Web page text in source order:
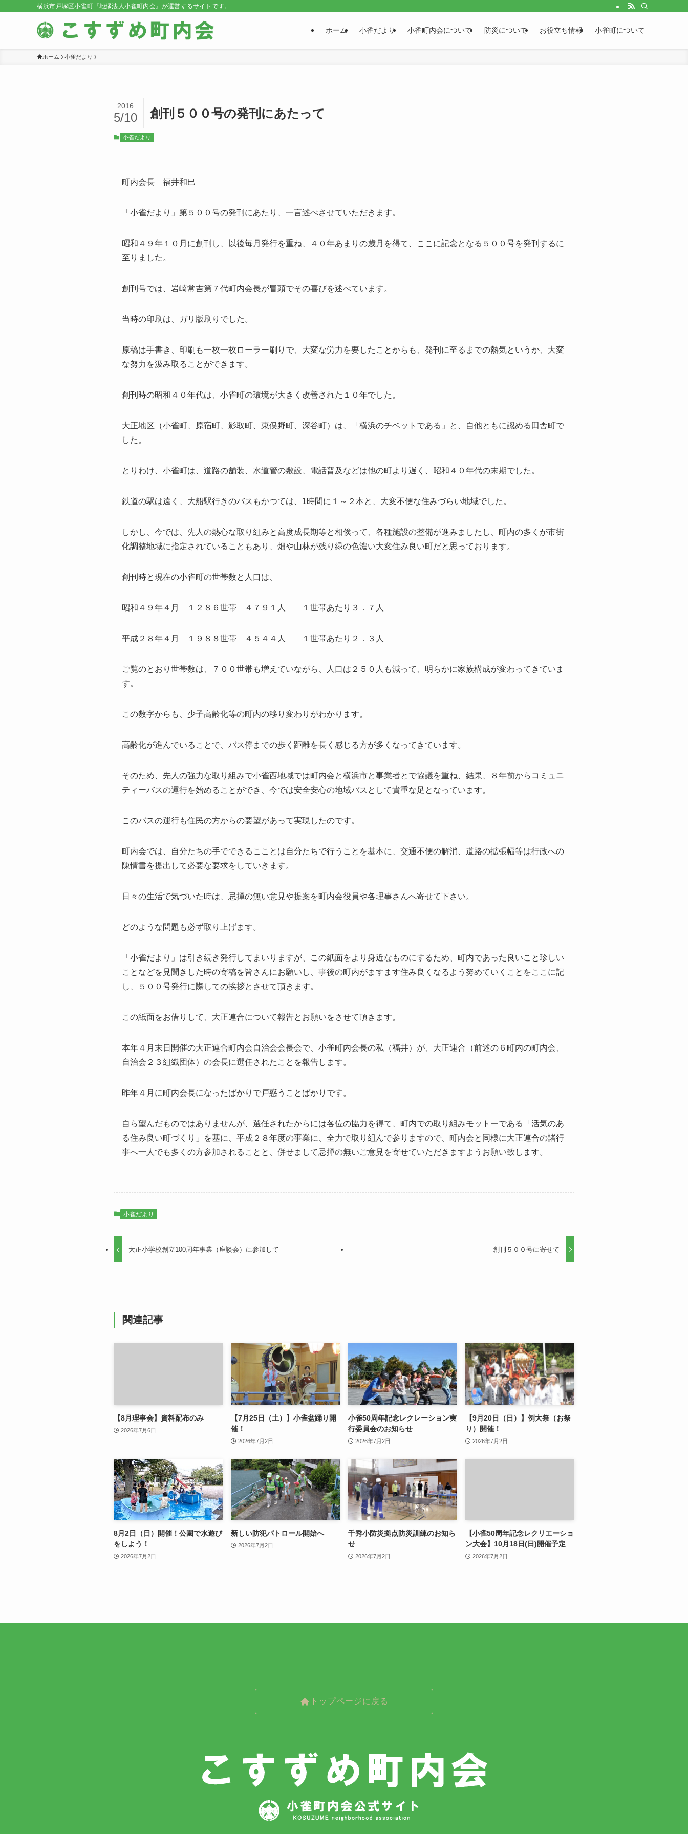
横浜市戸塚区小雀町『地縁法人小雀町内会』が運営するサイトです。
ホーム 小雀だより 小雀町内会について 防災について お役立ち情報 小雀町について
ホーム 小雀だより
創刊５００号の発刊にあたって
2016
5/10
小雀だより
町内会長 福井和巳
「小雀だより」第５００号の発刊にあたり、一言述べさせていただきます。
昭和４９年１０月に創刊し、以後毎月発行を重ね、４０年あまりの歳月を得て、ここに記念となる５００号を発刊するに
至りました。
創刊号では、岩崎常吉第７代町内会長が冒頭でその喜びを述べています。
当時の印刷は、ガリ版刷りでした。
原稿は手書き、印刷も一枚一枚ローラー刷りで、大変な労力を要したことからも、発刊に至るまでの熱気というか、大変
な努力を汲み取ることができます。
創刊時の昭和４０年代は、小雀町の環境が大きく改善された１０年でした。
大正地区（小雀町、原宿町、影取町、東俣野町、深谷町）は、「横浜のチベットである」と、自他ともに認める田舎町で
した。
とりわけ、小雀町は、道路の舗装、水道管の敷設、電話普及などは他の町より遅く、昭和４０年代の末期でした。
鉄道の駅は遠く、大船駅行きのバスもかつては、1時間に１～２本と、大変不便な住みづらい地域でした。
しかし、今では、先人の熱心な取り組みと高度成長期等と相俟って、各種施設の整備が進みましたし、町内の多くが市街
化調整地域に指定されていることもあり、畑や山林が残り緑の色濃い大変住み良い町だと思っております。
創刊時と現在の小雀町の世帯数と人口は、
昭和４９年４月 １２８６世帯 ４７９１人 １世帯あたり３．７人
平成２８年４月 １９８８世帯 ４５４４人 １世帯あたり２．３人
ご覧のとおり世帯数は、７００世帯も増えていながら、人口は２５０人も減って、明らかに家族構成が変わってきていま
す。
この数字からも、少子高齢化等の町内の移り変わりがわかります。
高齢化が進んでいることで、バス停までの歩く距離を長く感じる方が多くなってきています。
そのため、先人の強力な取り組みで小雀西地域では町内会と横浜市と事業者とで協議を重ね、結果、８年前からコミュニ
ティーバスの運行を始めることができ、今では安全安心の地域バスとして貴重な足となっています。
このバスの運行も住民の方からの要望があって実現したのです。
町内会では、自分たちの手でできるこことは自分たちで行うことを基本に、交通不便の解消、道路の拡張幅等は行政への
陳情書を提出して必要な要求をしていきます。
日々の生活で気づいた時は、忌撣の無い意見や提案を町内会役員や各理事さんへ寄せて下さい。
どのような問題も必ず取り上げます。
「小雀だより」は引き続き発行してまいりますが、この紙面をより身近なものにするため、町内であった良いこと珍しい
ことなどを見聞きした時の寄稿を皆さんにお願いし、事後の町内がますます住み良くなるよう努めていくことをここに記
し、５００号発行に際しての挨拶とさせて頂きます。
この紙面をお借りして、大正連合について報告とお願いをさせて頂きます。
本年４月末日開催の大正連合町内会自治会会長会で、小雀町内会長の私（福井）が、大正連合（前述の６町内の町内会、
自治会２３組織団体）の会長に選任されたことを報告します。
昨年４月に町内会長になったばかりで戸惑うことばかりです。
自ら望んだものではありませんが、選任されたからには各位の協力を得て、町内での取り組みモットーである「活気のあ
る住み良い町づくり」を基に、平成２８年度の事業に、全力で取り組んで参りますので、町内会と同様に大正連合の諸行
事へ一人でも多くの方参加されることと、併せまして忌撣の無いご意見を寄せていただきますようお願い致します。
小雀だより
大正小学校創立100周年事業（座談会）に参加して 創刊５００号に寄せて
関連記事
【8月理事会】資料配布のみ
2026年7月6日
【7月25日（土）】小雀盆踊り開
催！
2026年7月2日
小雀50周年記念レクレーション実
行委員会のお知らせ
2026年7月2日
【9月20日（日）】例大祭（お祭
り）開催！
2026年7月2日
8月2日（日）開催！公園で水遊び
をしよう！
2026年7月2日
新しい防犯パトロール開始へ
2026年7月2日
千秀小防災拠点防災訓練のお知ら
せ
2026年7月2日
【小雀50周年記念レクリエーショ
ン大会】10月18日(日)開催予定
2026年7月2日
トップページに戻る